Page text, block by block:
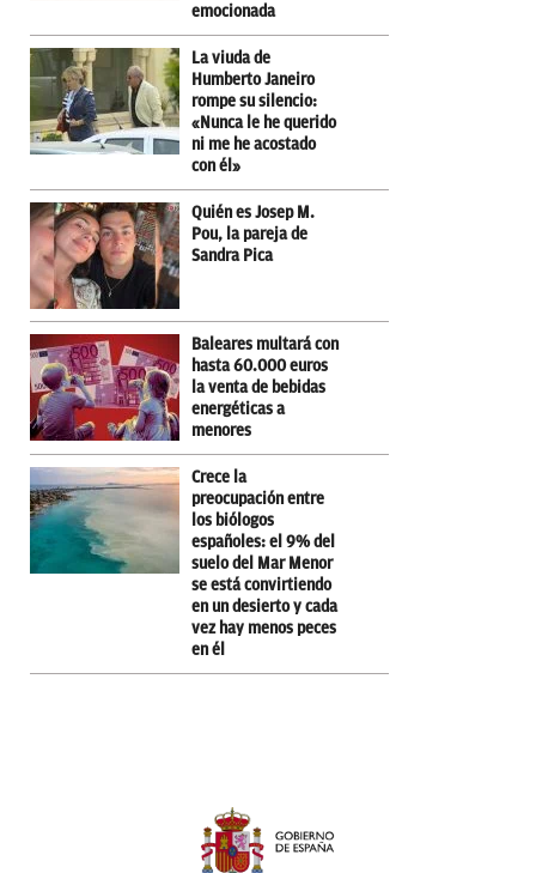
emocionada
La viuda de
Humberto Janeiro
rompe su silencio:
«Nunca le he querido
ni me he acostado
con él»
Quién es Josep M.
Pou, la pareja de
Sandra Pica
Baleares multará con
hasta 60.000 euros
la venta de bebidas
energéticas a
menores
Crece la
preocupación entre
los biólogos
españoles: el 9% del
suelo del Mar Menor
se está convirtiendo
en un desierto y cada
vez hay menos peces
en él